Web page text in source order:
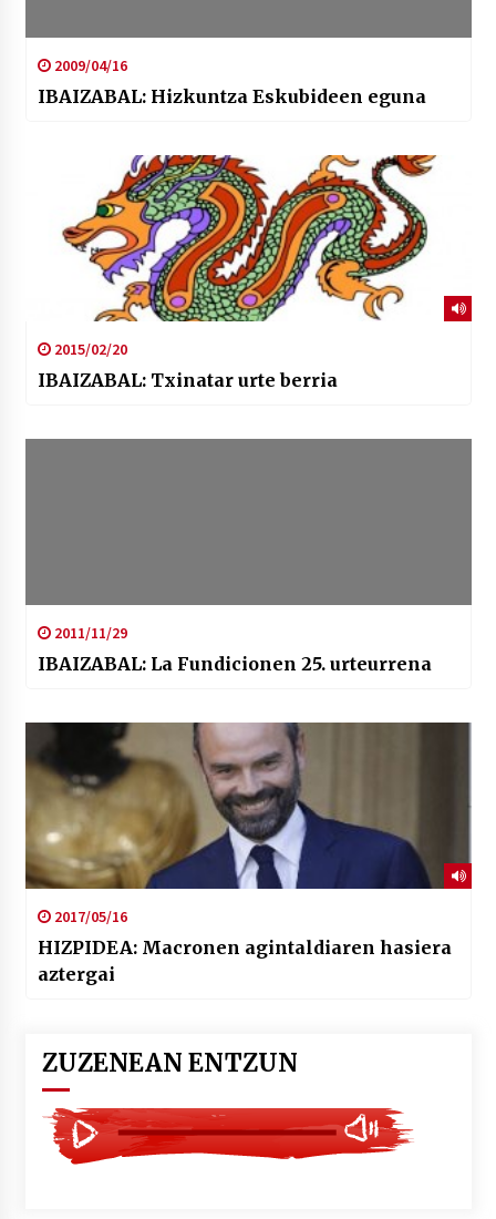
2009/04/16
IBAIZABAL: Hizkuntza Eskubideen eguna
2015/02/20
IBAIZABAL: Txinatar urte berria
2011/11/29
IBAIZABAL: La Fundicionen 25. urteurrena
2017/05/16
HIZPIDEA: Macronen agintaldiaren hasiera
aztergai
ZUZENEAN ENTZUN